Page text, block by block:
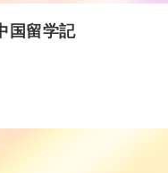
国留学記